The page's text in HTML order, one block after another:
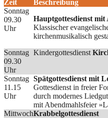
Zeit
Beschreibung
Sonntag
09.30
Uhr
Hauptgottesdienst mit
Klassischer
kirchenmusikalisch
Sonntag
09.30
Uhr
Kindergottesdienst
Sonntag
11.15
Uhr
Spätgottesdienst mit
Gottesdienst in freier
durch modernes
mit Abendmahlsfeier
MittwochKrabbelgottesdienst